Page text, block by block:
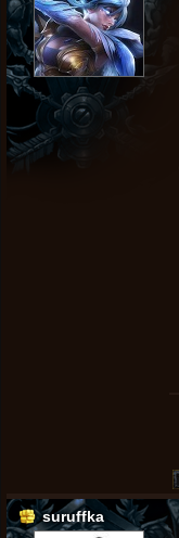
suruffka